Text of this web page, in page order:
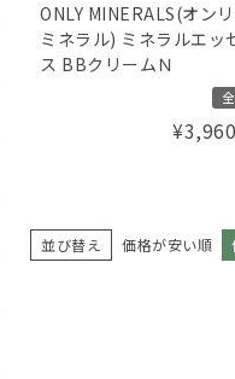
ONLY MINERALS(オン
ミネラル) ミネラルエッ
ス BBクリームＮ
¥3,960
並び替え 価格が安い順